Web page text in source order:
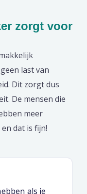
zorgt voor
last van
Dit zorgt dus
De mensen die
meer
dat is fijn!
als je